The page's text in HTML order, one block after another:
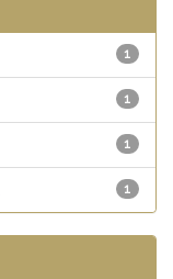
1
1
1
1